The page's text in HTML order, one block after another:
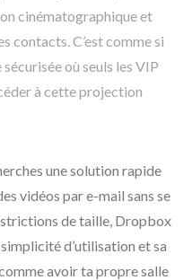
cinématographique et
contacts. C’est comme si
où seuls les VIP
à cette projection
une solution rapide
vidéos par e-mail sans se
de taille, Dropbox
d’utilisation et sa
avoir ta propre salle